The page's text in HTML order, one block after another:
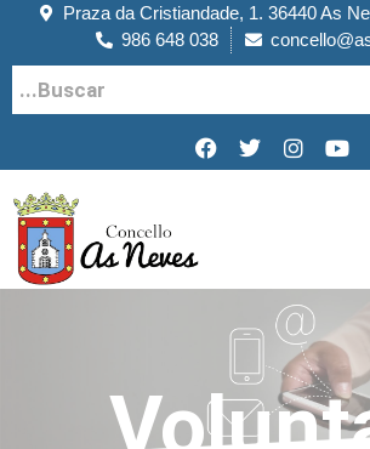
Praza da Cristiandade, 1. 36440 As
986 648 038